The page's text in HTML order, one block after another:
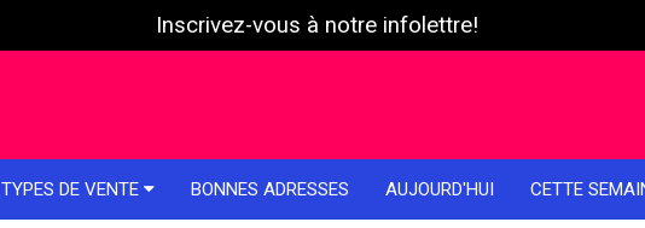
Inscrivez-vous à notre infolettre!
TYPES DE VENTE BONNES ADRESSES AUJOURD'HUI CETTE